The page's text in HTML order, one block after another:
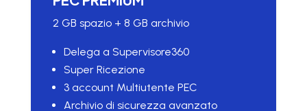
2 GB spazio + 8 GB archivio
Delega a Supervisore360
Super Ricezione
3 account Multiutente PEC
Archivio di sicurezza avanzato